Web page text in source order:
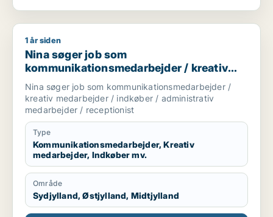
Nina søger job som kommunikationsmedarbejder / kreativ
1 år siden
Nina søger job som
kommunikationsmedarbejder / kreativ
medarbejder / indkøber / administrativ
medarbejder / receptionist
Nina søger job som kommunikationsmedarbejder /
kreativ medarbejder / indkøber / administrativ
medarbejder / receptionist
Type
Kommunikationsmedarbejder, Kreativ
medarbejder, Indkøber mv.
Område
Sydjylland, Østjylland, Midtjylland